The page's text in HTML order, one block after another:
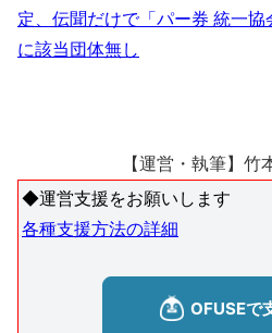
定、伝聞だけで「パー券 統一
に該当団体無し
【運営・執筆】竹
◆運営支援をお願いします
各種支援方法の詳細